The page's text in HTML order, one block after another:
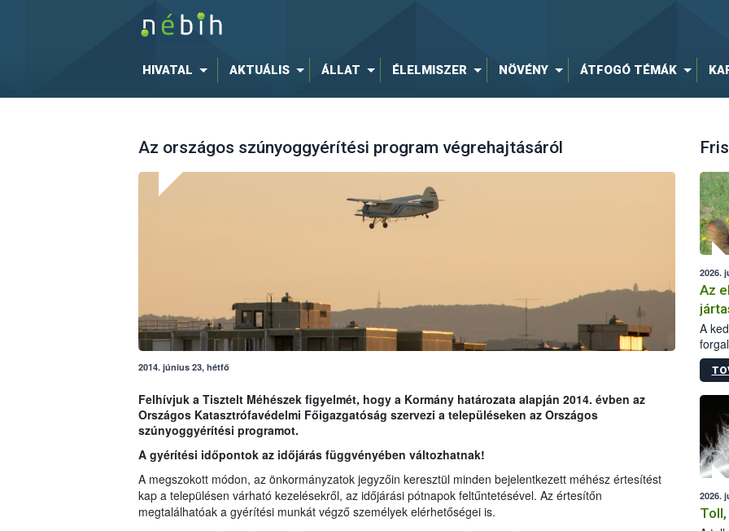
HIVATAL AKTUÁLIS ÁLLAT ÉLELMISZER NÖVÉNY ÁTFOGÓ TÉMÁK
Az országos szúnyoggyérítési program végrehajtásáról
2014. június 23, hétfő
Felhívjuk a Tisztelt Méhészek figyelmét, hogy a Kormány határozata alapján 2014. évben az
Országos Katasztrófavédelmi Főigazgatóság szervezi a településeken az Országos
szúnyoggyérítési programot.
A gyérítési időpontok az időjárás függvényében változhatnak!
A megszokott módon, az önkormányzatok jegyzőin keresztül minden bejelentkezett méhész értesítést
kap a településen várható kezelésekről, az időjárási pótnapok feltűntetésével. Az értesítőn
megtalálhatóak a gyérítési munkát végző személyek elérhetőségei is.
2026.
Az
A
2026.